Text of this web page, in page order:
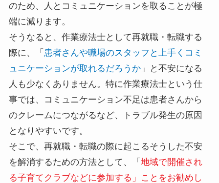
のため、人とコミュニケーションを取ることが極
端に減ります。
そうなると、作業療法士として再就職・転職する
際に、「 患者さんや職場のスタッフと上手くコミ
ュニケーションが取れるだろうか」と不安になる
人も少なくありません。特に作業療法士という仕
事では、コミュニケーション不足は患者さんから
のクレームにつながるなど、トラブル発生の原因
となりやすいです。
そこで、再就職・転職の際に起こるそうした不安
を解消するための方法として、「 地域で開催され
る子育てクラブなどに参加する」ことをお勧めし